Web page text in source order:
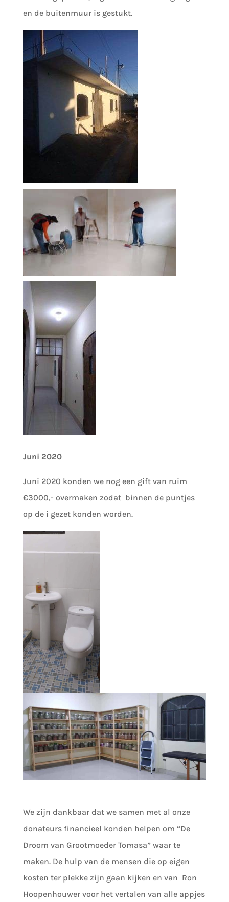
en de buitenmuur is gestukt.
Juni 2020
Juni 2020 konden we nog een gift van ruim
€3000,- overmaken zodat binnen de puntjes
op de i gezet konden worden.
We zijn dankbaar dat we samen met al onze
donateurs financieel konden helpen om “De
Droom van Grootmoeder Tomasa” waar te
maken. De hulp van de mensen die op eigen
kosten ter plekke zijn gaan kijken en van Ron
Hoopenhouwer voor het vertalen van alle appjes